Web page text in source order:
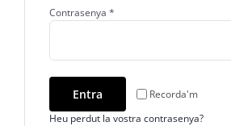
Contrasenya *
Recorda'm
Entra
Heu perdut la vostra contrasenya?